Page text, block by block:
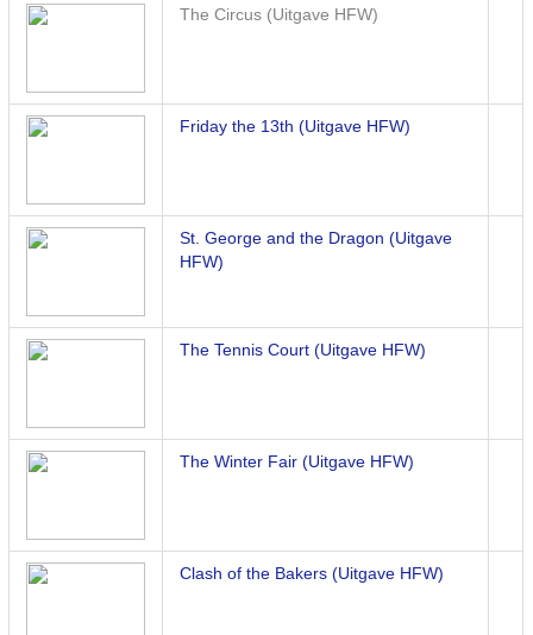
The Circus (Uitgave HFW)
Friday the 13th (Uitgave HFW)
St. George and the Dragon (Uitgave
HFW)
The Tennis Court (Uitgave HFW)
The Winter Fair (Uitgave HFW)
Clash of the Bakers (Uitgave HFW)